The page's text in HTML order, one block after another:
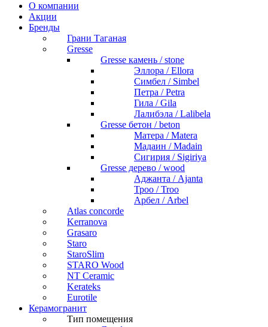
О компании
Акции
Бренды
Грани Таганая
Gresse
Gresse камень / stone
Эллора / Ellora
Симбел / Simbel
Петра / Petra
Гила / Gila
Лалибэла / Lalibela
Gresse бетон / beton
Матера / Matera
Мадаин / Madain
Сигирия / Sigiriya
Gresse дерево / wood
Аджанта / Ajanta
Троо / Troo
Арбел / Arbel
Atlas concorde
Kerranova
Grasaro
Staro
StaroSlim
STARO Wood
NT Ceramic
Kerateks
Eurotile
Керамогранит
Тип помещения